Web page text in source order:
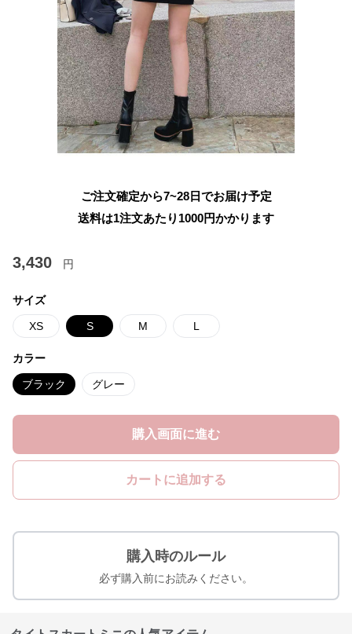
ご注文確定から7~28日でお届け予定
送料は1注文あたり 1000円かかります
3,430 円
サイズ
XS S M L
カラー
ブラック グレー
購入画面に進む
カートに追加する
購入時のルール
必ず購入前にお読みください。